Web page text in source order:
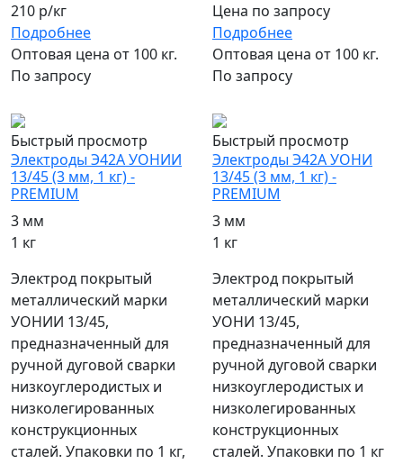
210 р/кг
Подробнее
Оптовая цена от 100 кг.
По запросу
Цена по запросу
Подробнее
Оптовая цена от 100 кг.
По запросу
Быстрый просмотр
Электроды Э42А УОНИИ
13/45 (3 мм, 1 кг) -
PREMIUM
3 мм
1 кг
Электрод покрытый
металлический марки
УОНИИ 13/45,
предназначенный для
ручной дуговой сварки
низкоуглеродистых и
низколегированных
конструкционных
сталей. Упаковки по 1 кг,
Быстрый просмотр
Электроды Э42А УОНИ
13/45 (3 мм, 1 кг) -
PREMIUM
3 мм
1 кг
Электрод покрытый
металлический марки
УОНИ 13/45,
предназначенный для
ручной дуговой сварки
низкоуглеродистых и
низколегированных
конструкционных
сталей. Упаковки по 1 кг